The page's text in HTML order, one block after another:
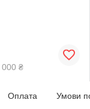
000 ₴
Оплата Умови